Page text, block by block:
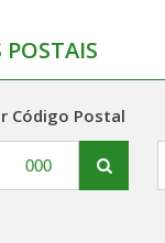
Código Postal